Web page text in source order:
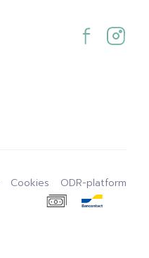
Cookies ODR-platform